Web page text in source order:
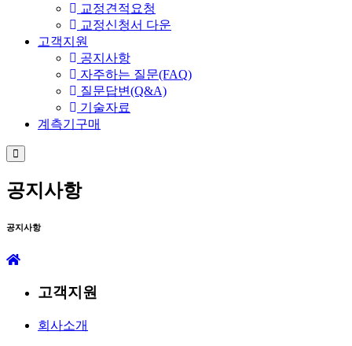
교정견적요청
교정신청서 다운
고객지원
공지사항
자주하는 질문(FAQ)
질문답변(Q&A)
기술자료
계측기구매
공지사항
공지사항
고객지원
회사소개